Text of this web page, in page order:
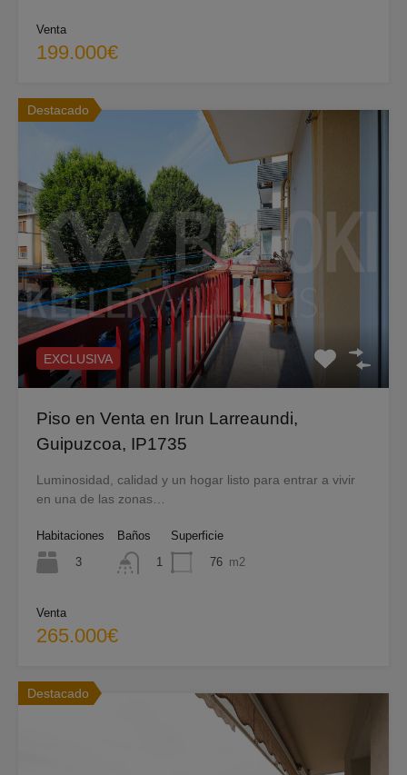
Venta
199.000€
Destacado
EXCLUSIVA
Piso en Venta en Irun Larreaundi,
Guipuzcoa, IP1735
Luminosidad, calidad y un hogar listo para entrar a vivir
en una de las zonas…
Habitaciones
3
Baños
1
Superficie
76 m2
Venta
265.000€
Destacado